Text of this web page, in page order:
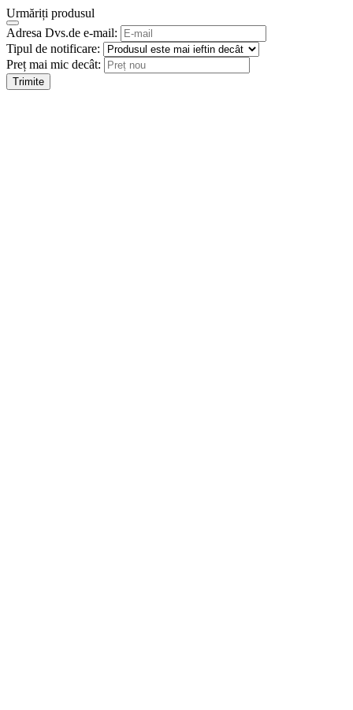
Urmăriți produsul
Adresa Dvs.de e-mail:
Tipul de notificare:
Preț mai mic decât:
Trimite